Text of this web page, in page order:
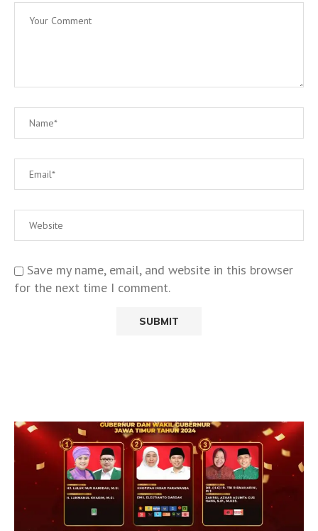
Save my name, email, and website in this browser
for the next time I comment.